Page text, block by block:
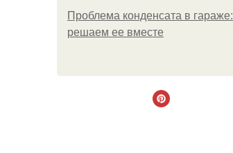
Проблема конденсата в гараже:
решаем ее вместе